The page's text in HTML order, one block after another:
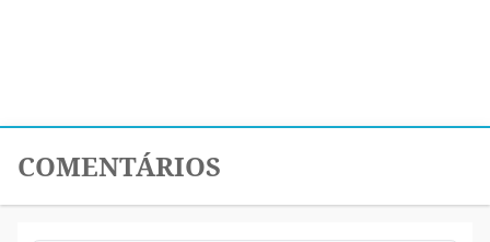
COMENTÁRIOS